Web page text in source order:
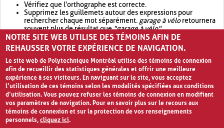
Vérifiez que l'orthographe est correcte.
Supprimez les guillemets autour des expressions pour
rechercher chaque mot séparément. garage à véloretournera
souvent plus de résultat que"garage à vélo".
Envisagez d'élargir votre recherche avec OR.garage OR vélo
retournera souvent plus de résultat quegarage à vélo
NOTRE SITE WEB UTILISE DES TÉMOINS AFIN DE
REHAUSSER VOTRE EXPÉRIENCE DE NAVIGATION.
Le site web de Polytechnique Montréal utilise des témoins de connexion
afin de recueillir des statistiques générales et offrir une meilleure
expérience à ses visiteurs. En naviguant sur le site, vous acceptez
l’utilisation de ces témoins selon les modalités spécifiées aux conditions
d’utilisation. Vous pouvez refuser les témoins de connexion en modifiant
vos paramètres de navigation. Pour en savoir plus sur le recours aux
témoins de connexion et sur la protection de vos renseignements
personnels,cliquez ici.